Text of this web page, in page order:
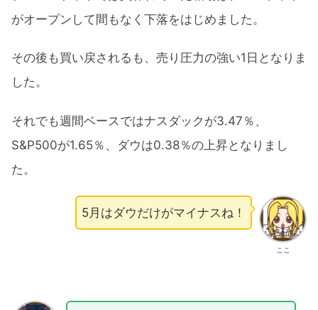
がオープンして間もなく下落をはじめました。
その後も買い戻されるも、売り圧力の強い1日となりま
した。
それでも週間ベースではナスダックが3.47％、
S&P500が1.65％、ダウは0.38％の上昇となりまし
た。
ここ
5月はダウだけがマイナスね！